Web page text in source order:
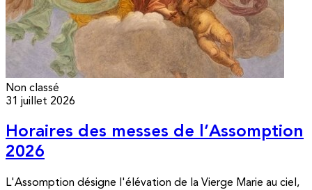
Non classé
31 juillet 2026
Horaires des messes de l’Assomption
2026
L'Assomption désigne l'élévation de la Vierge Marie au ciel,